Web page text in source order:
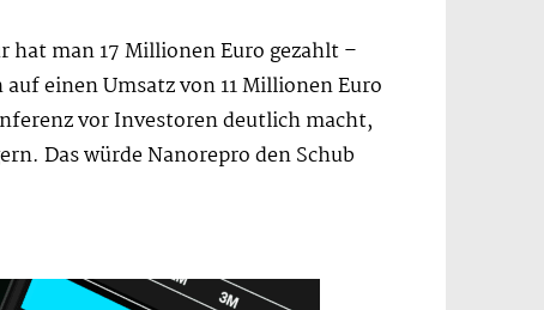
hat man 17 Millionen Euro gezahlt –
einen Umsatz von 11 Millionen Euro
vor Investoren deutlich macht,
Das würde Nanorepro den Schub